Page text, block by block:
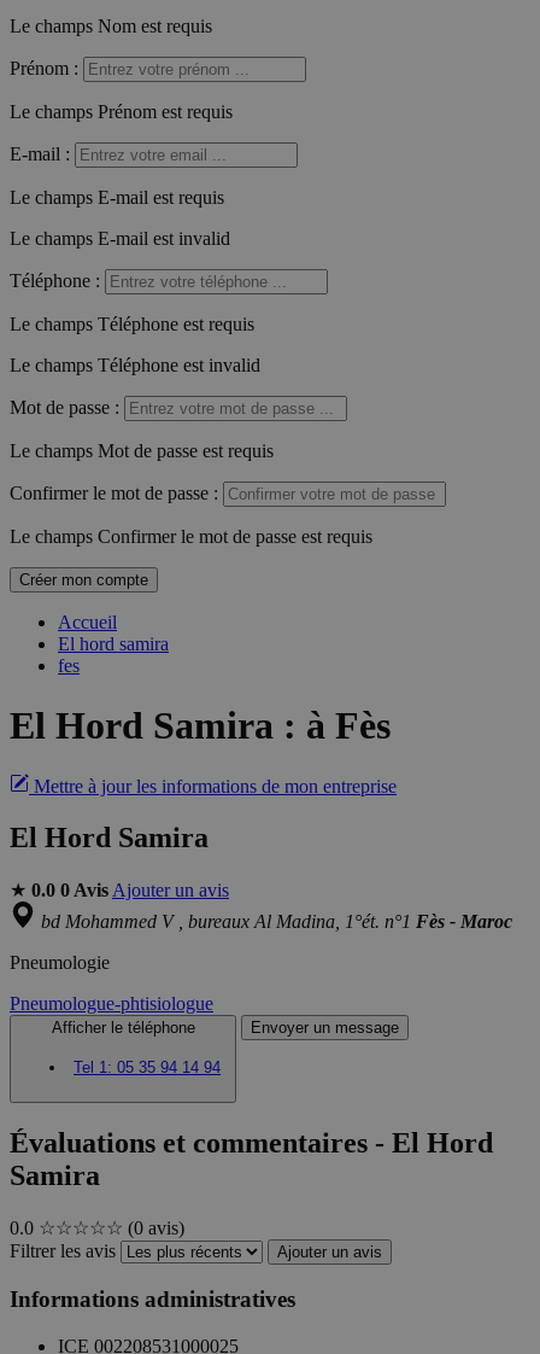
Le champs Nom est requis
Prénom :
Le champs Prénom est requis
E-mail :
Le champs E-mail est requis
Le champs E-mail est invalid
Téléphone :
Le champs Téléphone est requis
Le champs Téléphone est invalid
Mot de passe :
Le champs Mot de passe est requis
Confirmer le mot de passe :
Le champs Confirmer le mot de passe est requis
Créer mon compte
Accueil
El hord samira
fes
El Hord Samira : à Fès
Mettre à jour les informations de mon entreprise
El Hord Samira
★ 0.0 0 Avis Ajouter un avis
bd Mohammed V , bureaux Al Madina, 1°ét. n°1 Fès - Maroc
Pneumologie
Pneumologue-phtisiologue
Afficher le téléphone
Tel 1: 05 35 94 14 94
Envoyer un message
Évaluations et commentaires - El Hord
Samira
0.0 ☆☆☆☆☆ (0 avis)
Filtrer les avis
Ajouter un avis
Informations administratives
ICE 002208531000025